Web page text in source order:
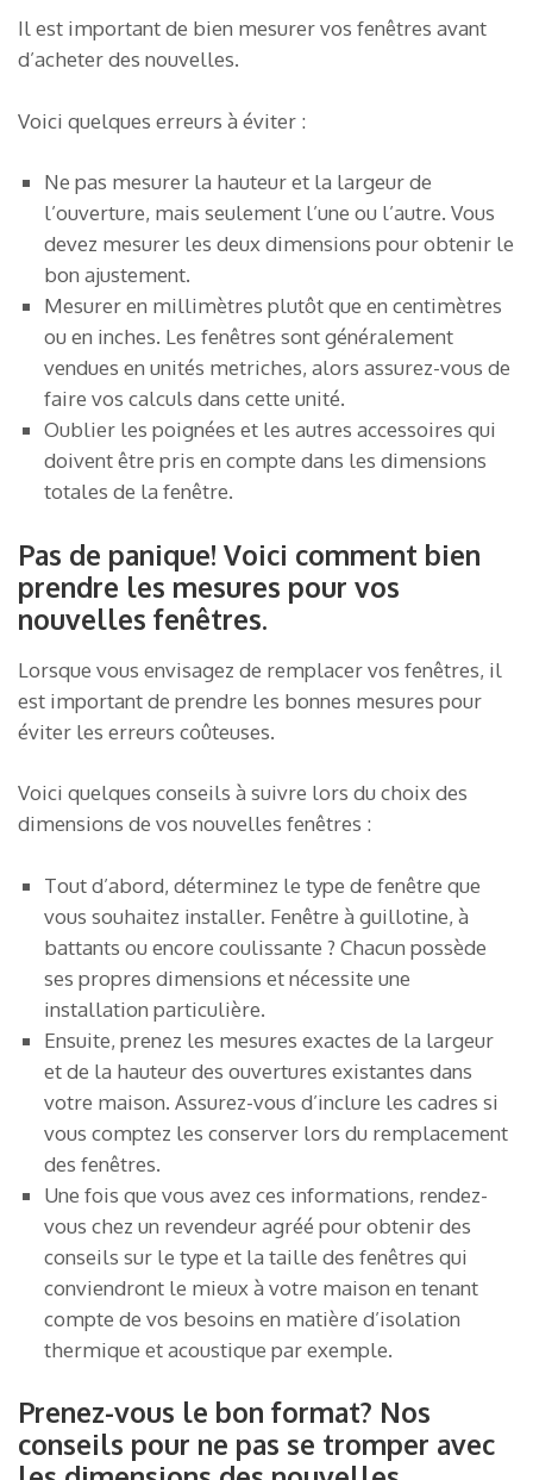
Il est important de bien mesurer vos fenêtres avant
d’acheter des nouvelles.
Voici quelques erreurs à éviter :
Ne pas mesurer la hauteur et la largeur de
l’ouverture, mais seulement l’une ou l’autre. Vous
devez mesurer les deux dimensions pour obtenir le
bon ajustement.
Mesurer en millimètres plutôt que en centimètres
ou en inches. Les fenêtres sont généralement
vendues en unités metriches, alors assurez-vous de
faire vos calculs dans cette unité.
Oublier les poignées et les autres accessoires qui
doivent être pris en compte dans les dimensions
totales de la fenêtre.
Pas de panique! Voici comment bien
prendre les mesures pour vos
nouvelles fenêtres.
Lorsque vous envisagez de remplacer vos fenêtres, il
est important de prendre les bonnes mesures pour
éviter les erreurs coûteuses.
Voici quelques conseils à suivre lors du choix des
dimensions de vos nouvelles fenêtres :
Tout d’abord, déterminez le type de fenêtre que
vous souhaitez installer. Fenêtre à guillotine, à
battants ou encore coulissante ? Chacun possède
ses propres dimensions et nécessite une
installation particulière.
Ensuite, prenez les mesures exactes de la largeur
et de la hauteur des ouvertures existantes dans
votre maison. Assurez-vous d’inclure les cadres si
vous comptez les conserver lors du remplacement
des fenêtres.
Une fois que vous avez ces informations, rendez-
vous chez un revendeur agréé pour obtenir des
conseils sur le type et la taille des fenêtres qui
conviendront le mieux à votre maison en tenant
compte de vos besoins en matière d’isolation
thermique et acoustique par exemple.
Prenez-vous le bon format? Nos
conseils pour ne pas se tromper avec